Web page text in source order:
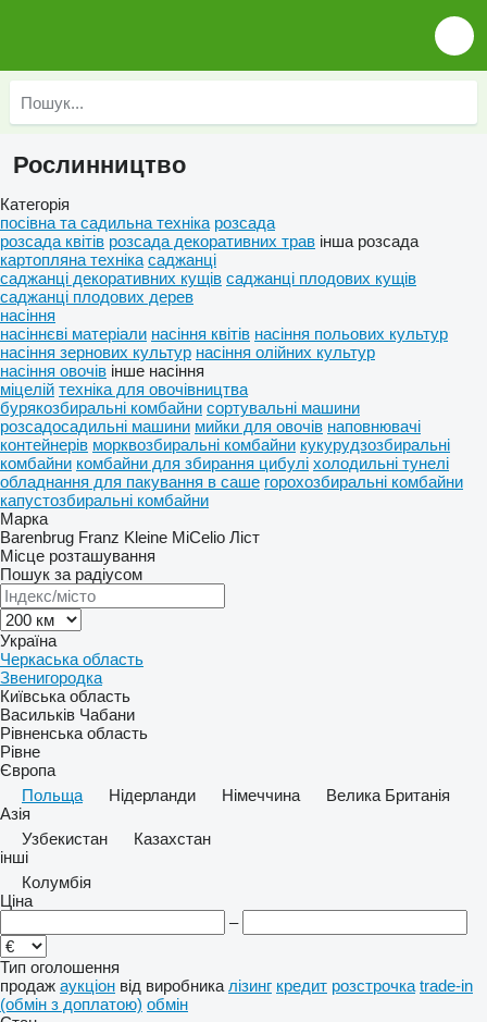
Рослинництво
Категорія
посівна та садильна техніка розсада
розсада квітів розсада декоративних трав інша розсада
картопляна техніка саджанці
саджанці декоративних кущів саджанці плодових кущів
саджанці плодових дерев
насіння
насіннєві матеріали насіння квітів насіння польових культур
насіння зернових культур насіння олійних культур
насіння овочів інше насіння
міцелій техніка для овочівництва
бурякозбиральні комбайни сортувальні машини
розсадосадильні машини мийки для овочів наповнювачі
контейнерів морквозбиральні комбайни кукурудзозбиральні
комбайни комбайни для збирання цибулі холодильні тунелі
обладнання для пакування в саше горохозбиральні комбайни
капустозбиральні комбайни
Марка
Barenbrug Franz Kleine MiCelio Ліст
Місце розташування
Пошук за радіусом
Україна
Черкаська область
Звенигородка
Київська область
Васильків Чабани
Рівненська область
Рівне
Європа
Польща
Нідерланди Німеччина
Велика Британія
Азія
Узбекистан
Казахстан
інші
Колумбія
Ціна
–
Тип оголошення
продаж аукціон від виробника лізинг кредит розстрочка trade-in
(обмін з доплатою) обмін